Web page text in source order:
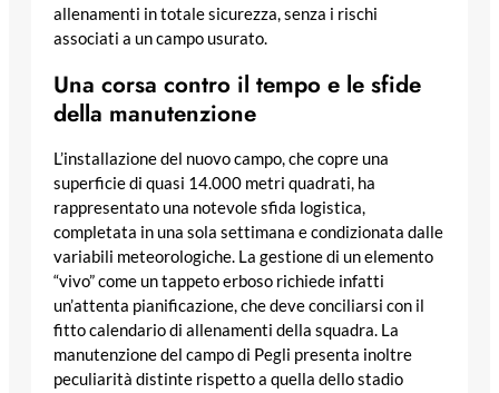
allenamenti in totale sicurezza, senza i rischi
associati a un campo usurato.
Una corsa contro il tempo e le sfide
della manutenzione
L’installazione del nuovo campo, che copre una
superficie di quasi 14.000 metri quadrati, ha
rappresentato una notevole sfida logistica,
completata in una sola settimana e condizionata dalle
variabili meteorologiche. La gestione di un elemento
“vivo” come un tappeto erboso richiede infatti
un’attenta pianificazione, che deve conciliarsi con il
fitto calendario di allenamenti della squadra. La
manutenzione del campo di Pegli presenta inoltre
peculiarità distinte rispetto a quella dello stadio